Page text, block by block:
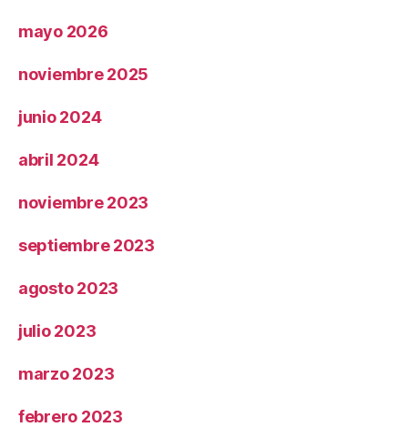
mayo 2026
noviembre 2025
junio 2024
abril 2024
noviembre 2023
septiembre 2023
agosto 2023
julio 2023
marzo 2023
febrero 2023